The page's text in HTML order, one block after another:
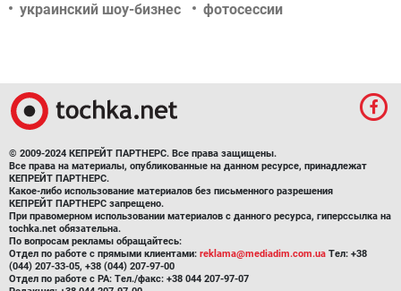
украинский шоу-бизнес
фотосессии
© 2009-2024 КЕПРЕЙТ ПАРТНЕРС. Все права защищены.
Все права на материалы, опубликованные на данном ресурсе, принадлежат
КЕПРЕЙТ ПАРТНЕРС.
Какое-либо использование материалов без письменного разрешения
КЕПРЕЙТ ПАРТНЕРС запрещено.
При правомерном использовании материалов с данного ресурса, гиперссылка на
tochka.net обязательна.
По вопросам рекламы обращайтесь:
Отдел по работе с прямыми клиентами: reklama@mediadim.com.ua Тел: +38
(044) 207-33-05, +38 (044) 207-97-00
Отдел по работе с РА: Тел./факс: +38 044 207-97-07